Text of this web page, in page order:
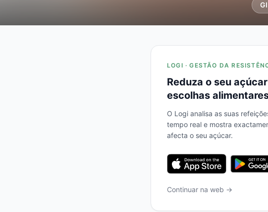
LOGI · GESTÃO DA
Reduza o seu
escolhas
O Logi analisa as suas
tempo real e mostra
afecta o seu açúcar.
Continuar na web →